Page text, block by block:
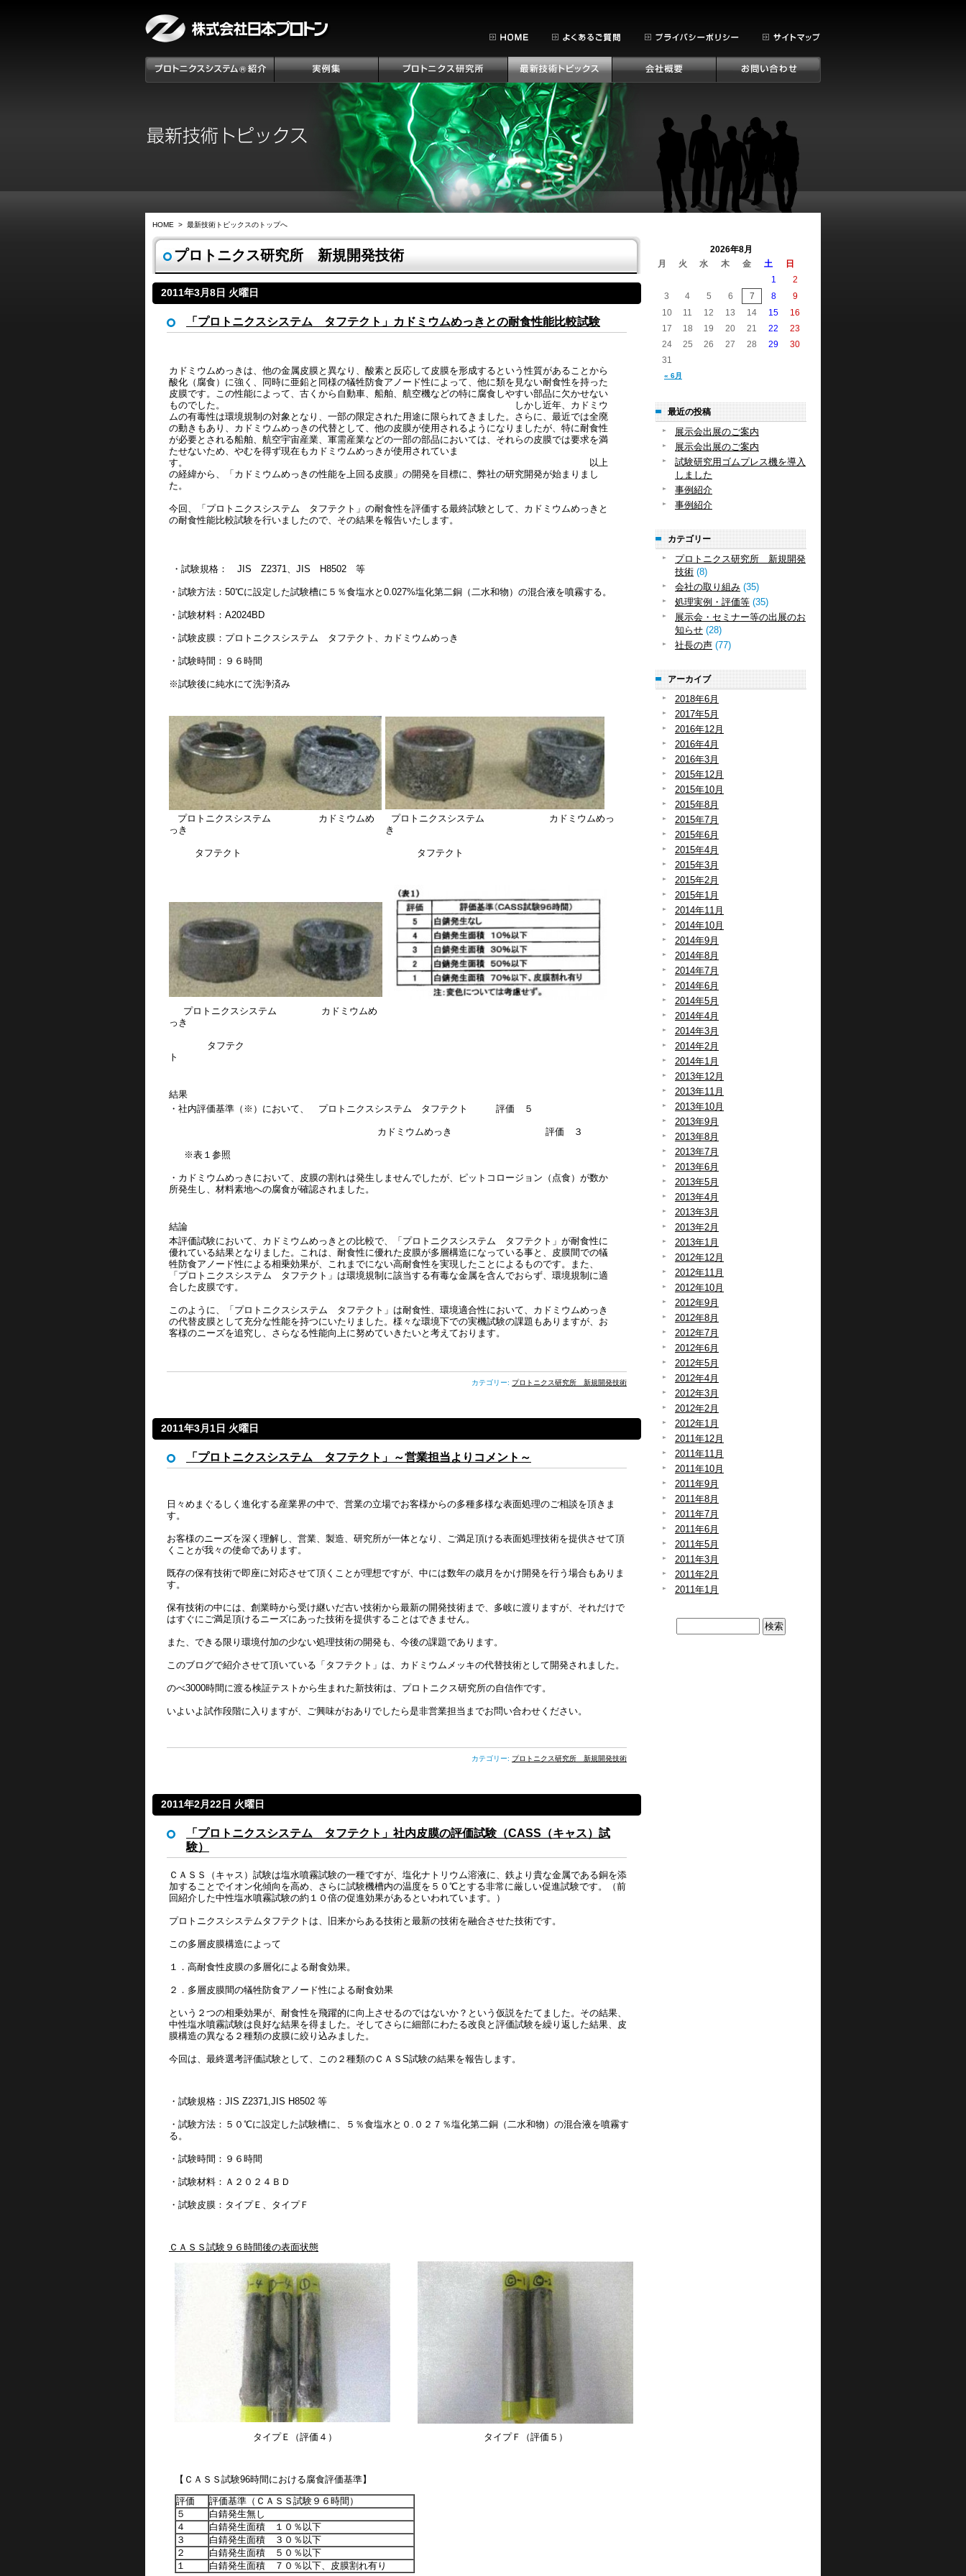
HOME > 最新技術トピックスのトップへ
プロトニクス研究所 新規開発技術
2011年3月8日 火曜日
「プロトニクスシステム タフテクト」カドミウムめっきとの耐食性能比較試験
カドミウムめっきは、他の金属皮膜と異なり、酸素と反応して皮膜を形成するという性質があることから
酸化（腐食）に強く、同時に亜鉛と同様の犠牲防食アノード性によって、他に類を見ない耐食性を持った
皮膜です。この性能によって、古くから自動車、船舶、航空機などの特に腐食しやすい部品に欠かせない
ものでした。
しかし近年、カドミウ
ムの有毒性は環境規制の対象となり、一部の限定された用途に限られてきました。さらに、最近では全廃
の動きもあり、カドミウムめっきの代替として、他の皮膜が使用されるようになりましたが、特に耐食性
が必要とされる船舶、航空宇宙産業、軍需産業などの一部の部品においては、それらの皮膜では要求を満
たせないため、やむを得ず現在もカドミウムめっきが使用されていま
す。 以上
の経緯から、「カドミウムめっきの性能を上回る皮膜」の開発を目標に、弊社の研究開発が始まりまし
た。
今回、「プロトニクスシステム タフテクト」の耐食性を評価する最終試験として、カドミウムめっきと
の耐食性能比較試験を行いましたので、その結果を報告いたします。
・試験規格： JIS Z2371、JIS H8502 等
・試験方法：50℃に設定した試験槽に５％食塩水と0.027%塩化第二銅（二水和物）の混合液を噴霧する。
・試験材料：A2024BD
・試験皮膜：プロトニクスシステム タフテクト、カドミウムめっき
・試験時間：９６時間
※試験後に純水にて洗浄済み
プロトニクスシステム カドミウムめ
っき
タフテクト
プロトニクスシステム カドミウムめっ
き
タフテクト
プロトニクスシステム カドミウムめ
っき
タフテク
ト
結果
・社内評価基準（※）において、 プロトニクスシステム タフテクト 評価 ５
カドミウムめっき 評価 ３
※表１参照
・カドミウムめっきにおいて、皮膜の割れは発生しませんでしたが、ピットコロージョン（点食）が数か
所発生し、材料素地への腐食が確認されました。
結論
本評価試験において、カドミウムめっきとの比較で、「プロトニクスシステム タフテクト」が耐食性に
優れている結果となりました。これは、耐食性に優れた皮膜が多層構造になっている事と、皮膜間での犠
牲防食アノード性による相乗効果が、これまでにない高耐食性を実現したことによるものです。また、
「プロトニクスシステム タフテクト」は環境規制に該当する有毒な金属を含んでおらず、環境規制に適
合した皮膜です。
このように、「プロトニクスシステム タフテクト」は耐食性、環境適合性において、カドミウムめっき
の代替皮膜として充分な性能を持つにいたりました。様々な環境下での実機試験の課題もありますが、お
客様のニーズを追究し、さらなる性能向上に努めていきたいと考えております。
カテゴリー: プロトニクス研究所 新規開発技術
2011年3月1日 火曜日
「プロトニクスシステム タフテクト」～営業担当よりコメント～
日々めまぐるしく進化する産業界の中で、営業の立場でお客様からの多種多様な表面処理のご相談を頂きま
す。
お客様のニーズを深く理解し、営業、製造、研究所が一体となり、ご満足頂ける表面処理技術を提供させて頂
くことが我々の使命であります。
既存の保有技術で即座に対応させて頂くことが理想ですが、中には数年の歳月をかけ開発を行う場合もありま
す。
保有技術の中には、創業時から受け継いだ古い技術から最新の開発技術まで、多岐に渡りますが、それだけで
はすぐにご満足頂けるニーズにあった技術を提供することはできません。
また、できる限り環境付加の少ない処理技術の開発も、今後の課題であります。
このブログで紹介させて頂いている「タフテクト」は、カドミウムメッキの代替技術として開発されました。
のべ3000時間に渡る検証テストから生まれた新技術は、プロトニクス研究所の自信作です。
いよいよ試作段階に入りますが、ご興味がおありでしたら是非営業担当までお問い合わせください。
カテゴリー: プロトニクス研究所 新規開発技術
2011年2月22日 火曜日
「プロトニクスシステム タフテクト」社内皮膜の評価試験（CASS（キャス）試
験）
ＣＡＳＳ（キャス）試験は塩水噴霧試験の一種ですが、塩化ナトリウム溶液に、鉄より貴な金属である銅を添
加することでイオン化傾向を高め、さらに試験機槽内の温度を５０℃とする非常に厳しい促進試験です。（前
回紹介した中性塩水噴霧試験の約１０倍の促進効果があるといわれています。）
プロトニクスシステムタフテクトは、旧来からある技術と最新の技術を融合させた技術です。
この多層皮膜構造によって
１．高耐食性皮膜の多層化による耐食効果。
２．多層皮膜間の犠牲防食アノード性による耐食効果
という２つの相乗効果が、耐食性を飛躍的に向上させるのではないか？という仮説をたてました。その結果、
中性塩水噴霧試験は良好な結果を得ました。そしてさらに細部にわたる改良と評価試験を繰り返した結果、皮
膜構造の異なる２種類の皮膜に絞り込みました。
今回は、最終選考評価試験として、この２種類のＣＡＳS試験の結果を報告します。
・試験規格：JIS Z2371,JIS H8502 等
・試験方法：５０℃に設定した試験槽に、５％食塩水と０.０２７％塩化第二銅（二水和物）の混合液を噴霧す
る。
・試験時間：９６時間
・試験材料：Ａ２０２４ＢＤ
・試験皮膜：タイプＥ、タイプＦ
ＣＡＳＳ試験９６時間後の表面状態
タイプＥ（評価４） タイプＦ（評価５）
【ＣＡＳＳ試験96時間における腐食評価基準】
評価
評価基準（ＣＡＳＳ試験９６時間）
５
白錆発生無し
４
白錆発生面積 １０％以下
３
白錆発生面積 ３０％以下
２
白錆発生面積 ５０％以下
１
白錆発生面積 ７０％以下、皮膜割れ有り
2026年8月
月
火 水 木 金 土 日
« 6月
1
2
3
4 5 6 7 8
9
10
11 12 13 14 15
16
17
18 19 20 21 22
23
24
25 26 27 28 29
30
31
最近の投稿
展示会出展のご案内
展示会出展のご案内
試験研究用ゴムプレス機を導入
しました
事例紹介
事例紹介
カテゴリー
プロトニクス研究所 新規開発
技術 (8)
会社の取り組み (35)
処理実例・評価等 (35)
展示会・セミナー等の出展のお
知らせ (28)
社長の声 (77)
アーカイブ
2018年6月
2017年5月
2016年12月
2016年4月
2016年3月
2015年12月
2015年10月
2015年8月
2015年7月
2015年6月
2015年4月
2015年3月
2015年2月
2015年1月
2014年11月
2014年10月
2014年9月
2014年8月
2014年7月
2014年6月
2014年5月
2014年4月
2014年3月
2014年2月
2014年1月
2013年12月
2013年11月
2013年10月
2013年9月
2013年8月
2013年7月
2013年6月
2013年5月
2013年4月
2013年3月
2013年2月
2013年1月
2012年12月
2012年11月
2012年10月
2012年9月
2012年8月
2012年7月
2012年6月
2012年5月
2012年4月
2012年3月
2012年2月
2012年1月
2011年12月
2011年11月
2011年10月
2011年9月
2011年8月
2011年7月
2011年6月
2011年5月
2011年3月
2011年2月
2011年1月